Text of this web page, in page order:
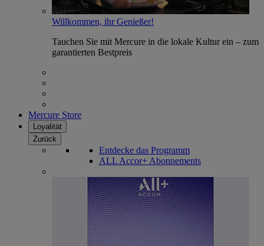
Willkommen, ihr Genießer!
Tauchen Sie mit Mercure in die lokale Kultur ein – zum
garantierten Bestpreis
Mercure Store
Loyalität
Zurück
Entdecke das Programm
ALL Accor+ Abonnements